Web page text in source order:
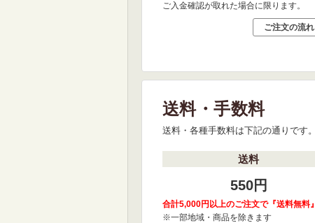
ご入金確認が取れた場合に限ります。
ご注文の流れ
送料・手数料
送料・各種手数料は下記の通りです。
送料
550円
合計5,000円以上のご注文で『送料無料』
※一部地域・商品を除きます